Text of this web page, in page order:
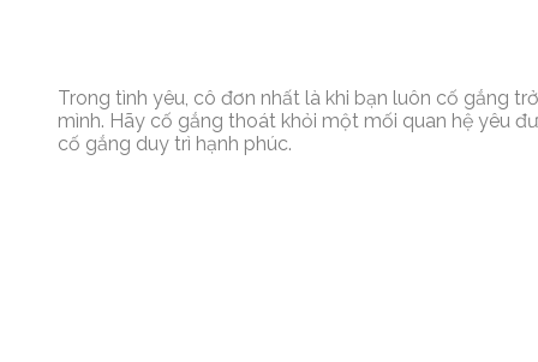
Trong tình yêu, cô đơn nhất là khi bạn luôn cố gắng
mình. Hãy cố gắng thoát khỏi một mối quan hệ yêu
cố gắng duy trì hạnh phúc.